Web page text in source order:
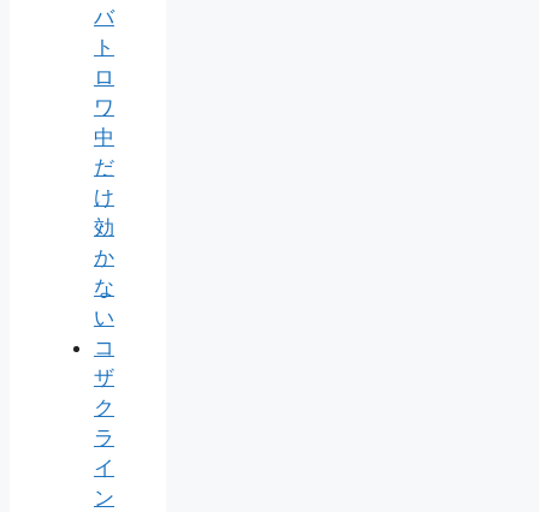
バ
ト
ロ
ワ
中
だ
け
効
か
な
い
コ
ザ
ク
ラ
イ
ン